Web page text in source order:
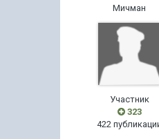
Мичман
Участник
323
422